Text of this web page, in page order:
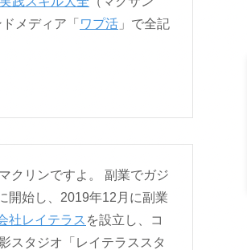
メディア「 ワプ活 」で全記
クリンですよ。 副業でガジ
開始し、2019年12月に副業
社レイテラス を設立し、コ
スタジオ「レイテラススタ